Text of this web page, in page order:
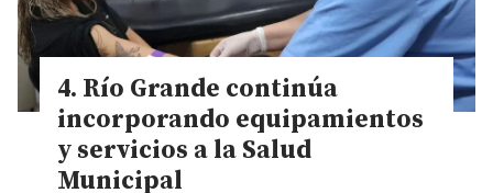
Río Grande continúa
incorporando equipamientos
y servicios a la Salud
Municipal